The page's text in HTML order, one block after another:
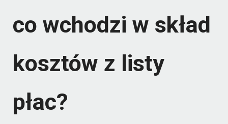
co wchodzi w skład
kosztów z listy
płac?